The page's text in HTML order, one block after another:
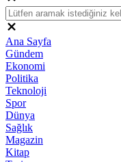
Ana Sayfa
Gündem
Ekonomi
Politika
Teknoloji
Spor
Dünya
Sağlık
Magazin
Kitap